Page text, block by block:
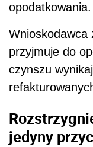
opodatkowania.
Wnioskodawca
przyjmuje do
czynszu
jedyny